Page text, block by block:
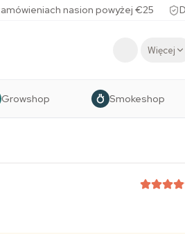
nasion powyżej €25
Więcej
Growshop Smokeshop